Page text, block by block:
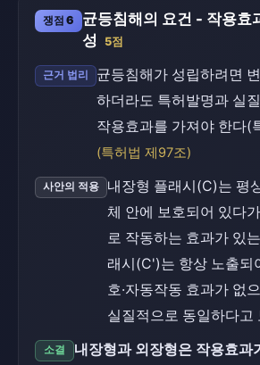
쟁점 6
균등침해의 요건 - 작용효
성 5점
근거 법리
균등침해가 성립하려면
하더라도 특허발명과 실
작용효과를 가져야 한다(
(특허법 제97조)
사안의 적용
내장형 플래시(C)는 평
체 안에 보호되어 있다
로 작동하는 효과가 있
래시(C')는 항상 노출되
호·자동작동 효과가 없
실질적으로 동일하다고
소결
내장형과 외장형은 작용효과